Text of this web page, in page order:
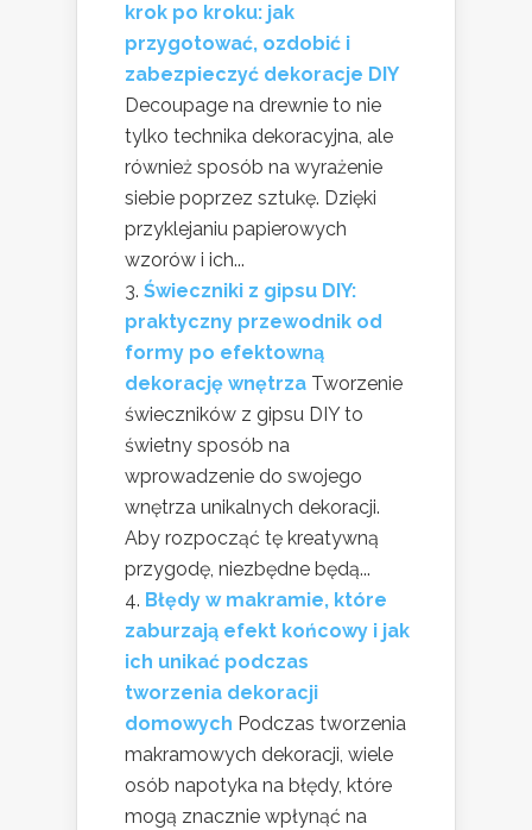
krok po kroku: jak
przygotować, ozdobić i
zabezpieczyć dekoracje DIY
Decoupage na drewnie to nie
tylko technika dekoracyjna, ale
również sposób na wyrażenie
siebie poprzez sztukę. Dzięki
przyklejaniu papierowych
wzorów i ich...
Świeczniki z gipsu DIY:
praktyczny przewodnik od
formy po efektowną
dekorację wnętrza Tworzenie
świeczników z gipsu DIY to
świetny sposób na
wprowadzenie do swojego
wnętrza unikalnych dekoracji.
Aby rozpocząć tę kreatywną
przygodę, niezbędne będą...
Błędy w makramie, które
zaburzają efekt końcowy i jak
ich unikać podczas
tworzenia dekoracji
domowych Podczas tworzenia
makramowych dekoracji, wiele
osób napotyka na błędy, które
mogą znacznie wpłynąć na